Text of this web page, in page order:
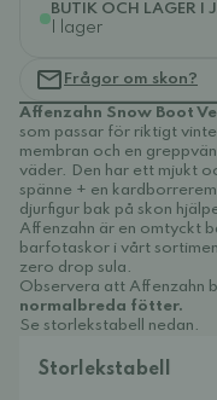
BUTIK OCH LAGER I
I lager
Frågor om skon?
Affenzahn Snow Boot
som passar för riktigt
membran och en
väder. Den har ett mjukt
spänne + en
djurfigur bak på skon
Affenzahn är en omtyckt
barfotaskor i vårt
zero drop sula.
Observera att Affenzahn
normalbreda fötter.
Se storlekstabell nedan.
Storlekstabell